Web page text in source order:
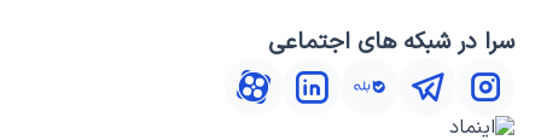
سرا در شبکه های اجتماعی